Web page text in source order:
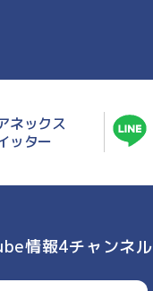
ネックス
ッター
情報4チャンネル